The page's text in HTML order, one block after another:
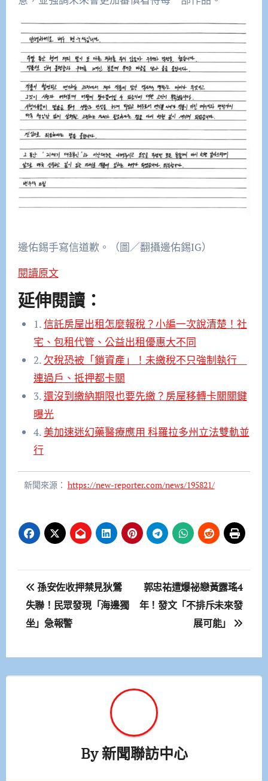
邊佑錫手寫信道歉。（圖／翻攝邊佑錫IG）
閱讀原文
延伸閱讀：
1.信託房屋出租怎麼報稅？小編一次說清楚！社
宅、包租代管、公益出租優惠大不同
2. 欠稅恐被「鎖資產」！未繳稅不只強制執行
連過戶、抵押都卡關
3.還沒到繳納期限也要先繳？房屋移轉卡關關鍵
曝光
4. 美加速迷幻藥醫療應用 科羅拉多州立法雙軌並
行
新聞來源： https://new-reporter.com/news/195821/
文
章
導
覽
孫安佐收押禁見狄鶯
失聯！民眾發現「海邊獨
坐」急報警
郭忠祐遭爆祕戀黃露瑤4
年！發文「不排斥未來發
展可能」
By新聞聯訪中心